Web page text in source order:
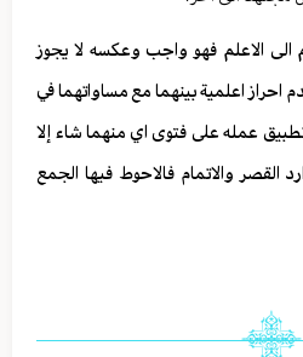
الى الاعلم فهو واجب وعكسه لا يجوز
احراز اعلمية بينهما مع مساواتهما في
تطبيق عمله على فتوى اي منهما شاء إلا
القصر والاتمام فالاحوط فيها الجمع